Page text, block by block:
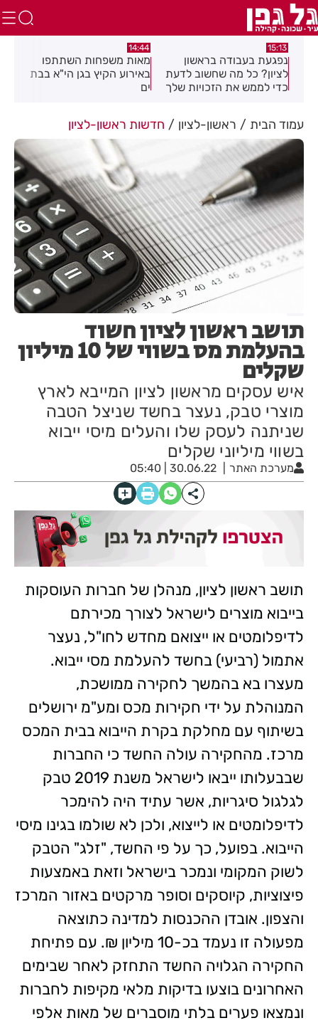
15:13
נפגעת בעבודה בראשון
לציון? כל מה שחשוב לדעת
כדי לממש את הזכויות שלך
14:44
מאות משפחות השתתפו
באירוע הקיץ בגן הי"א בבת
ים
עמוד הבית ראשון-לציון חדשות ראשון-לציון
תושב ראשון לציון חשוד
בהעלמת מס בשווי של 10 מיליון
שקלים
איש עסקים מראשון לציון המייבא לארץ
מוצרי טבק, נעצר בחשד שניצל הטבה
שניתנה לעסק שלו והעלים מיסי ייבוא
בשווי מיליוני שקלים
מערכת האתר 30.06.22 | 05:40
תושב ראשון לציון, מנהלן של חברות העוסקות
בייבוא מוצרים לישראל לצורך מכירתם
לדיפלומטים או ייצואם מחדש לחו"ל, נעצר
אתמול (רביעי) בחשד להעלמת מסי ייבוא.
מעצרו בא בהמשך לחקירה ממושכת,
המנוהלת על ידי חקירות מכס ומע"מ ירושלים
בשיתוף עם מחלקת בקרת הייבוא בבית המכס
מרכז. מהחקירה עולה החשד כי החברות
שבבעלותו ייבאו לישראל משנת 2019 טבק
לגלגול סיגריות, אשר עתיד היה להימכר
לדיפלומטים או לייצוא, ולכן לא שולמו בגינו מיסי
הייבוא. בפועל, כך על פי החשד, "זלג" הטבק
לשוק המקומי ונמכר בישראל וזאת באמצעות
פיצוציות, קיוסקים וסופר מרקטים באזור המרכז
והצפון. אובדן ההכנסות למדינה כתוצאה
מפעולה זו נעמד בכ-10 מיליון ₪. עם פתיחת
החקירה הגלויה החשד התחזק לאחר שבימים
האחרונים בוצעו בדיקות מלאי מקיפות לחברות
ונמצאו פערים בלתי מוסברים של מאות אלפי